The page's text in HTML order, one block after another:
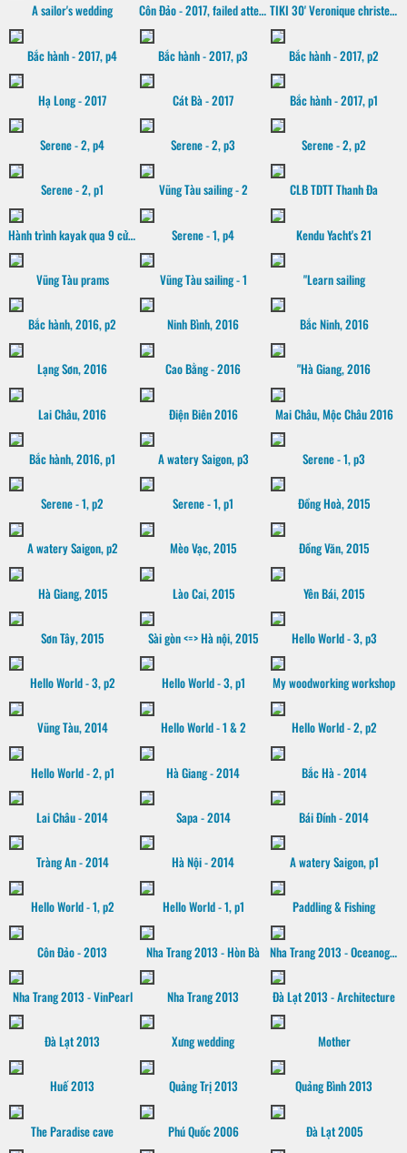
A sailor's wedding Côn Đảo - 2017, failed attempt TIKI 30' Veronique christening
Bắc hành - 2017, p4 Bắc hành - 2017, p3 Bắc hành - 2017, p2
Hạ Long - 2017 Cát Bà - 2017 Bắc hành - 2017, p1
Serene - 2, p4 Serene - 2, p3 Serene - 2, p2
Serene - 2, p1 Vũng Tàu sailing - 2 CLB TDTT Thanh Đa
Hành trình kayak qua 9 cửa sông Mekong, 2016 Serene - 1, p4 Kendu Yacht's 21
Vũng Tàu prams Vũng Tàu sailing - 1 "Learn sailing
Bắc hành, 2016, p2 Ninh Bình, 2016 Bắc Ninh, 2016
Lạng Sơn, 2016 Cao Bằng - 2016 "Hà Giang, 2016
Lai Châu, 2016 Điện Biên 2016 Mai Châu, Mộc Châu 2016
Bắc hành, 2016, p1 A watery Saigon, p3 Serene - 1, p3
Serene - 1, p2 Serene - 1, p1 Đồng Hoà, 2015
A watery Saigon, p2 Mèo Vạc, 2015 Đồng Văn, 2015
Hà Giang, 2015 Lào Cai, 2015 Yên Bái, 2015
Sơn Tây, 2015 Sài gòn <=> Hà nội, 2015 Hello World - 3, p3
Hello World - 3, p2 Hello World - 3, p1 My woodworking workshop
Vũng Tàu, 2014 Hello World - 1 & 2 Hello World - 2, p2
Hello World - 2, p1 Hà Giang - 2014 Bắc Hà - 2014
Lai Châu - 2014 Sapa - 2014 Bái Đính - 2014
Tràng An - 2014 Hà Nội - 2014 A watery Saigon, p1
Hello World - 1, p2 Hello World - 1, p1 Paddling & Fishing
Côn Đảo - 2013 Nha Trang 2013 - Hòn Bà Nha Trang 2013 - Oceanographic museum
Nha Trang 2013 - VinPearl Nha Trang 2013 Đà Lạt 2013 - Architecture
Đà Lạt 2013 Xưng wedding Mother
Huế 2013 Quảng Trị 2013 Quảng Bình 2013
The Paradise cave Phú Quốc 2006 Đà Lạt 2005